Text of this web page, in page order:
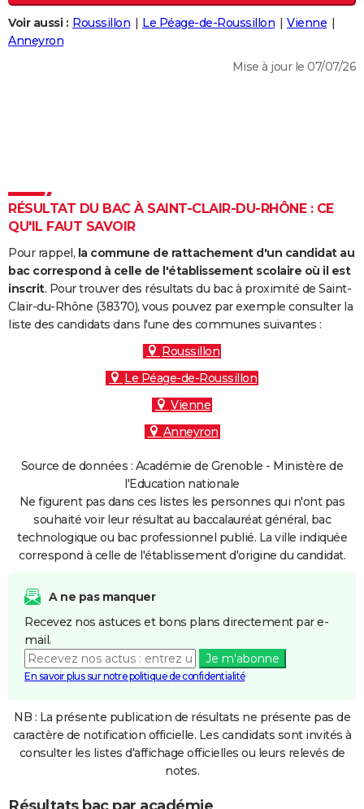
Destinations
City break
Voyage nature
Voyage de noces
Forum
Climat
+
PHOTO
COPAINS D'AVANT
S'inscrire
Se connecter
Lycées
Collèges
Primaires
Universités
Entreprises
Service militaire
Avis de recherche
AVIS DE DÉCÈS
FORUM
Bricolage
Lifestyle
Culture
Sport
Auto
Television
Voyage
Cinema
Voir aussi : Roussillon Le Péage-de-Roussillon
Vienne
Anneyron
Mise à jour le 07/07/26
RÉSULTAT DU BAC À SAINT-CLAIR-DU-RHÔNE : CE
QU'IL FAUT SAVOIR
Pour rappel, la commune de rattachement d'un candidat au
bac correspond à celle de l'établissement scolaire où il est
inscrit. Pour trouver des résultats du bac à proximité de Saint-
Clair-du-Rhône (38370), vous pouvez par exemple consulter la
liste des candidats dans l'une des communes suivantes :
Roussillon
Le Péage-de-Roussillon
Vienne
Anneyron
Source de données : Académie de Grenoble - Ministère de
l'Education nationale
Ne figurent pas dans ces listes les personnes qui n'ont pas
souhaité voir leur résultat au baccalauréat général, bac
technologique ou bac professionnel publié. La ville indiquée
correspond à celle de l'établissement d'origine du candidat.
A ne pas manquer
Recevez nos astuces et bons plans directement par e-
mail.
Je m'abonne
En savoir plus sur notre politique de confidentialité
NB : La présente publication de résultats ne présente pas de
caractère de notification officielle. Les candidats sont invités à
consulter les listes d'affichage officielles ou leurs relevés de
notes.